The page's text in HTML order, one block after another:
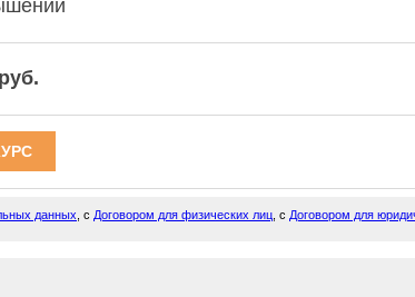
данных , с Договором для физических лиц , с Договором для